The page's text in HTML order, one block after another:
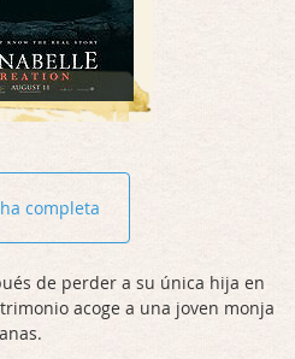
completa
de perder a su única hija en
acoge a una joven monja